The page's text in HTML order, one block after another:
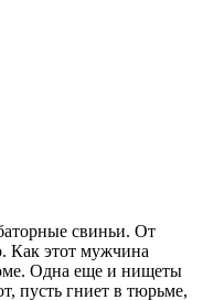
свиньи. От
Как этот мужчина
Одна еще и нищеты
пусть гниет в тюрьме,